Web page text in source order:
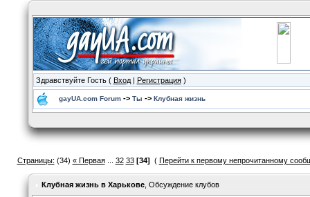
Здравствуйте Гость ( Вход| Регистрация)
gayUA.com Forum-> Ты -> Клубная жизнь
Страницы: (34) « Первая... 32 33 [34] ( Перейти к первому непрочитанному
Клубная жизнь в Харькове, Обсуждение клубов